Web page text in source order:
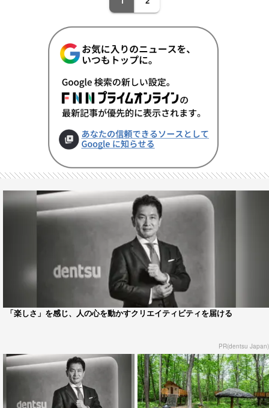
「楽しさ」を感じ、人の心を動かすクリエイティビティを届ける
PR(dentsu Japan)